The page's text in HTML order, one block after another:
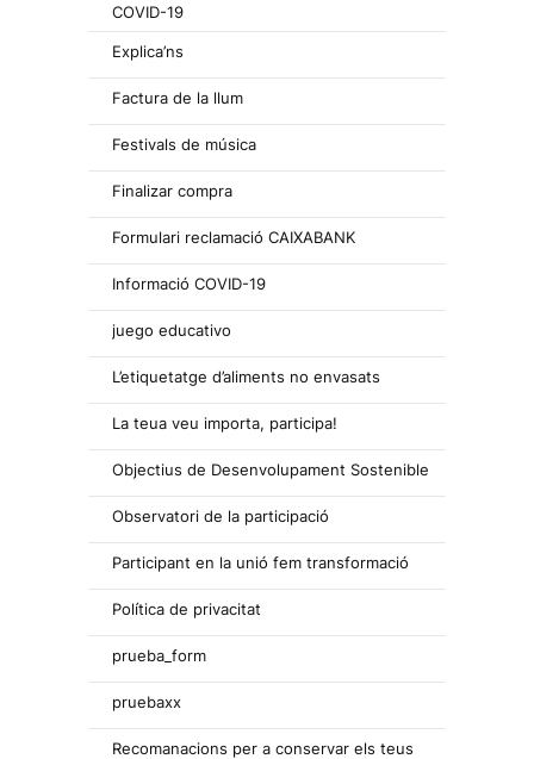
COVID-19
Explica’ns
Factura de la llum
Festivals de música
Finalizar compra
Formulari reclamació CAIXABANK
Informació COVID-19
juego educativo
L’etiquetatge d’aliments no envasats
La teua veu importa, participa!
Objectius de Desenvolupament Sostenible
Observatori de la participació
Participant en la unió fem transformació
Política de privacitat
prueba_form
pruebaxx
Recomanacions per a conservar els teus